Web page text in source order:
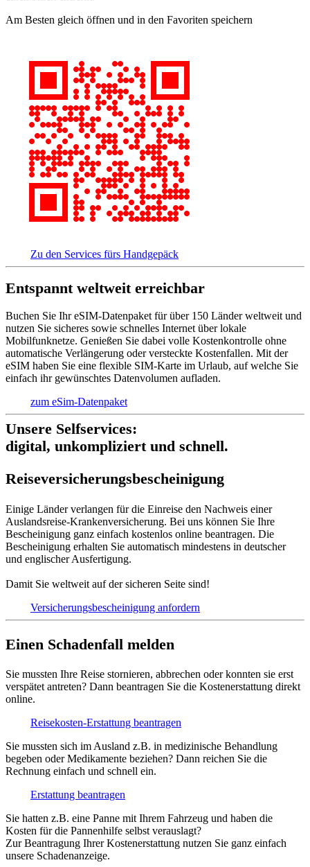
Am Besten gleich öffnen und in den Favoriten speichern
Zu den Services fürs Handgepäck
Entspannt weltweit erreichbar
Buchen Sie Ihr eSIM-Datenpaket für über 150 Länder weltweit und
nutzen Sie sicheres sowie schnelles Internet über lokale
Mobilfunknetze. Genießen Sie dabei volle Kostenkontrolle ohne
automatische Verlängerung oder versteckte Kostenfallen. Mit der
eSIM haben Sie eine flexible SIM-Karte im Urlaub, auf welche Sie
einfach ihr gewünschtes Datenvolumen aufladen.
zum eSim-Datenpaket
Unsere Selfservices:
digital, unkompliziert und schnell.
Reise­versich­erungs­beschei­nigung
Einige Länder verlangen für die Einreise den Nachweis einer
Auslandsreise-Krankenversicherung. Bei uns können Sie Ihre
Bescheinigung ganz einfach kostenlos online beantragen. Die
Bescheinigung erhalten Sie automatisch mindestens in deutscher
und englischer Ausfertigung.
Damit Sie weltweit auf der sicheren Seite sind!
Versicherungs­bescheinigung anfordern
Einen Schadenfall melden
Sie mussten Ihre Reise stornieren, abbrechen oder konnten sie erst
verspätet antreten? Dann beantragen Sie die Kostenerstattung direkt
online.
Reisekosten-Erstattung beantragen
Sie mussten sich im Ausland z.B. in medizinische Behandlung
begeben oder Medikamente beziehen? Dann reichen Sie die
Rechnung einfach und schnell ein.
Erstattung beantragen
Sie hatten z.B. eine Panne mit Ihrem Fahrzeug und haben die
Kosten für die Pannenhilfe selbst verauslagt?
Zur Beantragung Ihrer Kostenerstattung nutzen Sie ganz einfach
unsere Schadenanzeige.